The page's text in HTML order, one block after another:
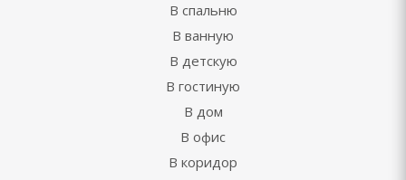
В спальню
В ванную
В детскую
В гостиную
В дом
В офис
В коридор